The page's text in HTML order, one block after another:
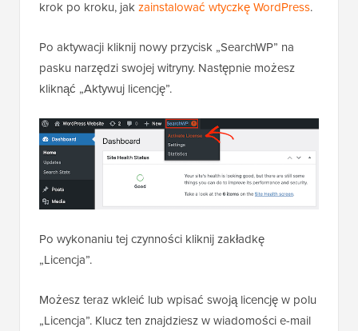
krok po kroku, jakzainstalować wtyczkę WordPress.
Po aktywacji kliknij nowy przycisk „SearchWP” na
pasku narzędzi swojej witryny. Następnie możesz
kliknąć „Aktywuj licencję”.
Po wykonaniu tej czynności kliknij zakładkę
„Licencja”.
Możesz teraz wkleić lub wpisać swoją licencję w polu
„Licencja”. Klucz ten znajdziesz w wiadomości e-mail